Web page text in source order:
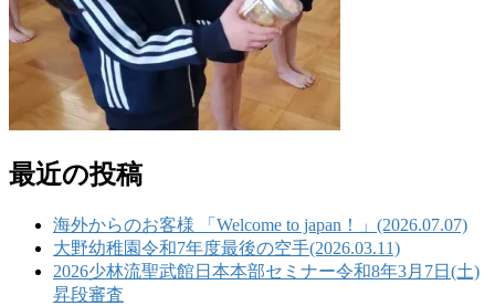
最近の投稿
海外からのお客様 「Welcome to japan！」(2026.07.07)
大野幼稚園令和7年度最後の空手(2026.03.11)
2026少林流聖武館日本本部セミナー令和8年3月7日(土)
昇段審査